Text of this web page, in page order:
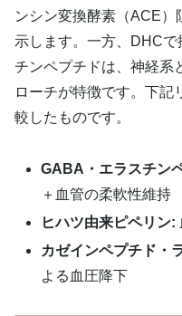
ンシン変換酵素（ACE）
示します。一方、DHC
チンペプチドは、神経系
ローチが特徴です。下記
較したものです。
GABA・エラスチン
＋血管の柔軟性維持
ヒハツ由来ピペリン:
カゼインペプチド・
よる血圧降下